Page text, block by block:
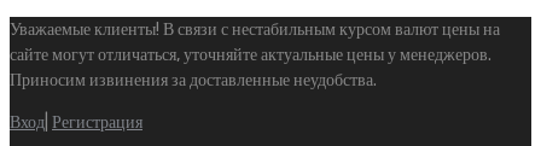
Уважаемые клиенты! В связи с нестабильным курсом валют цены на
сайте могут отличаться, уточняйте актуальные цены у менеджеров.
Приносим извинения за доставленные неудобства.
Вход Регистрация